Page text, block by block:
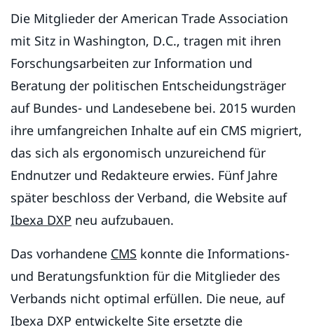
Die Mitglieder der American Trade Association
mit Sitz in Washington, D.C., tragen mit ihren
Forschungsarbeiten zur Information und
Beratung der politischen Entscheidungsträger
auf Bundes- und Landesebene bei. 2015 wurden
ihre umfangreichen Inhalte auf ein CMS migriert,
das sich als ergonomisch unzureichend für
Endnutzer und Redakteure erwies. Fünf Jahre
später beschloss der Verband, die Website auf
Ibexa DXP neu aufzubauen.
Das vorhandene CMS konnte die Informations-
und Beratungsfunktion für die Mitglieder des
Verbands nicht optimal erfüllen. Die neue, auf
Ibexa DXP entwickelte Site ersetzte die